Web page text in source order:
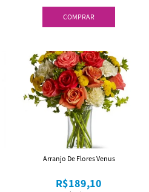
COMPRAR
R$189,10
Arranjo De Flores Venus